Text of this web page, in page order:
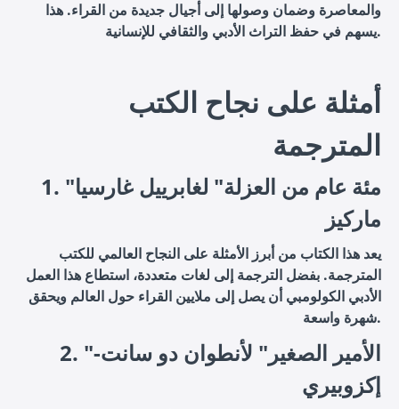
والمعاصرة وضمان وصولها إلى أجيال جديدة من القراء. هذا
يسهم في حفظ التراث الأدبي والثقافي للإنسانية.
أمثلة على نجاح الكتب
المترجمة
1. "مئة عام من العزلة" لغابرييل غارسيا
ماركيز
يعد هذا الكتاب من أبرز الأمثلة على النجاح العالمي للكتب
المترجمة. بفضل الترجمة إلى لغات متعددة، استطاع هذا العمل
الأدبي الكولومبي أن يصل إلى ملايين القراء حول العالم ويحقق
شهرة واسعة.
2. "الأمير الصغير" لأنطوان دو سانت-
إكزوبيري